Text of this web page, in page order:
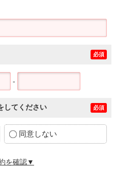
必須
-
してください 必須
同意しない
を確認▼